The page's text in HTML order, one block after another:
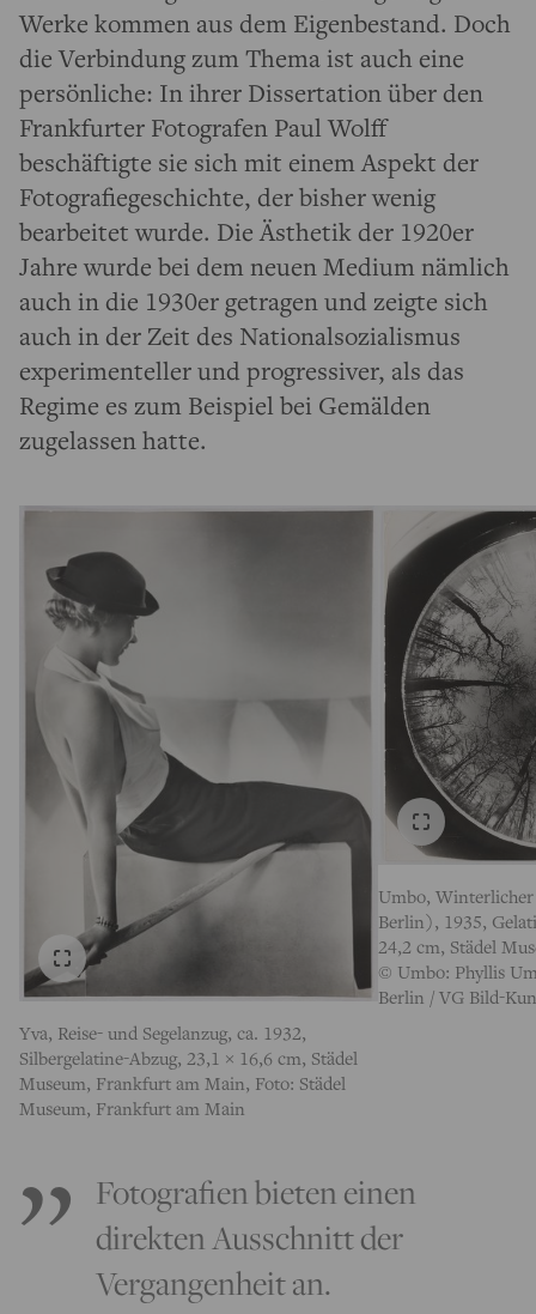
Werke kommen aus dem Eigenbestand. Doch
die Verbindung zum Thema ist auch eine
persönliche: In ihrer Dissertation über den
Frankfurter Fotografen Paul Wolff
beschäftigte sie sich mit einem Aspekt der
Fotografiegeschichte, der bisher wenig
bearbeitet wurde. Die Ästhetik der 1920er
Jahre wurde bei dem neuen Medium nämlich
auch in die 1930er getragen und zeigte sich
auch in der Zeit des Nationalsozialismus
experimenteller und progressiver, als das
Regime es zum Beispiel bei Gemälden
zugelassen hatte.
Yva, Reise- und Segelanzug, ca. 1932,
Silbergelatine-Abzug, 23,1 × 16,6 cm, Städel
Museum, Frankfurt am Main, Foto: Städel
Museum, Frankfurt am Main
Umbo,
Berlin), 1935,
24,2 cm, Städel
© Umbo: Phyllis
Berlin / VG Bild-
Fotografien bieten einen
direkten Ausschnitt der
Vergangenheit an.